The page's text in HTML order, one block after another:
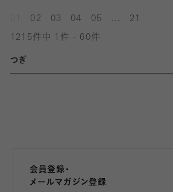
02 03 04 05 21
1215件中 1件 - 60件
つぎ
会員登録・
メールマガジン登録